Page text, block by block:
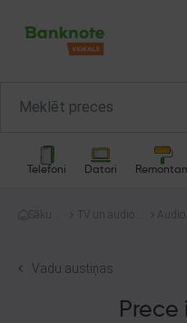
Telefoni Datori
Sākum
TV un audio te
Audio
Vadu austiņas